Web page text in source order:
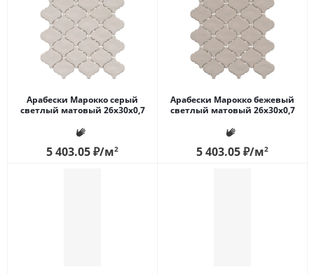
Арабески Марокко серый
светлый матовый 26x30x0,7
5 403.05₽/м2
Арабески Марокко бежевый
светлый матовый 26x30x0,7
5 403.05₽/м2